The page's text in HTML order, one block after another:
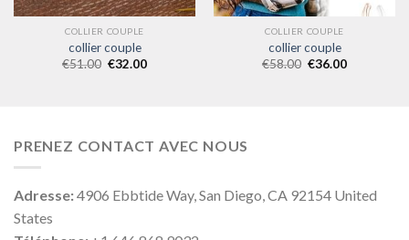
COLLIER COUPLE
collier couple
€51.00 €32.00
COLLIER COUPLE
collier couple
€58.00 €36.00
PRENEZ CONTACT AVEC NOUS
Adresse:4906 Ebbtide Way, San Diego, CA 92154 United
States